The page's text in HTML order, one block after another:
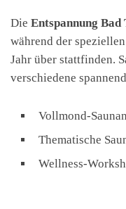
Die Entspannung Bad
während der
Jahr über stattfinden.
verschiedene
Vollmond-
Thematische
Wellness-